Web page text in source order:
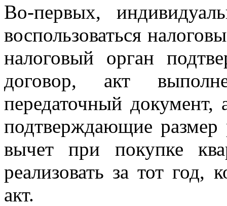
Во-первых,
воспользоваться
налоговый орган
договор, акт
передаточный
подтверждающие размер
вычет при покупке
реализовать за тот год,
акт.